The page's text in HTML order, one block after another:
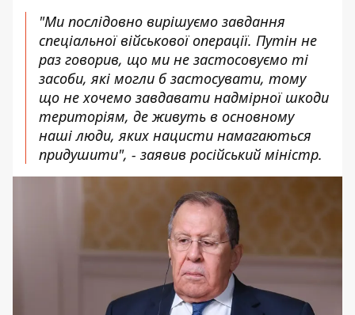
"Ми послідовно вирішуємо завдання
спеціальної військової операції. Путін не
раз говорив, що ми не застосовуємо ті
засоби, які могли б застосувати, тому
що не хочемо завдавати надмірної шкоди
територіям, де живуть в основному
наші люди, яких нацисти намагаються
придушити", - заявив російський міністр.